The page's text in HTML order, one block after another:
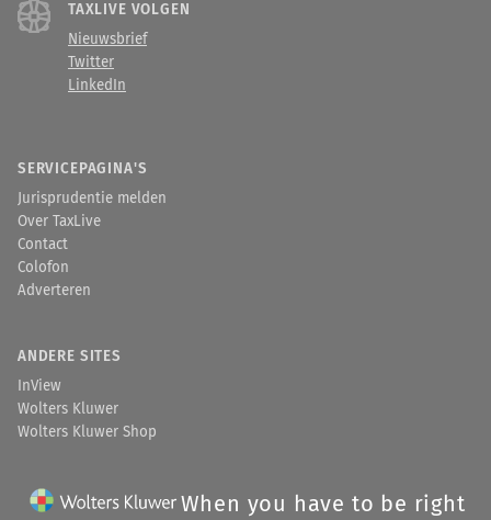
TAXLIVE VOLGEN
Nieuwsbrief
Twitter
LinkedIn
SERVICEPAGINA'S
Jurisprudentie melden
Over TaxLive
Contact
Colofon
Adverteren
ANDERE SITES
InView
Wolters Kluwer
Wolters Kluwer Shop
When you have to be right